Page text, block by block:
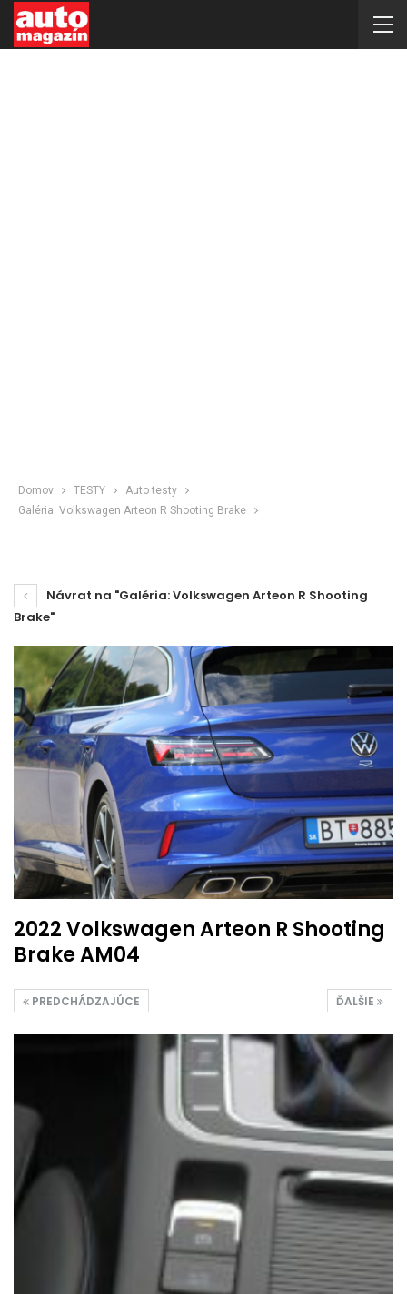
Domov TESTY
Auto testy
Galéria: Volkswagen Arteon R Shooting Brake
Návrat na "Galéria: Volkswagen Arteon R Shooting
Brake"
2022 Volkswagen Arteon R Shooting
Brake AM04
ĎALŠIE
PREDCHÁDZAJÚCE